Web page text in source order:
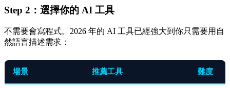
Step 2：選擇你的 AI 工具
不需要會寫程式。2026 年的 AI 工具已經強大到你只需要用自
然語言描述需求：
場景 推薦工具 難度